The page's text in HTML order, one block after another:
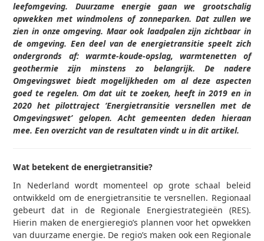
leefomgeving. Duurzame energie gaan we grootschalig
opwekken met windmolens of zonneparken. Dat zullen we
zien in onze omgeving. Maar ook laadpalen zijn zichtbaar in
de omgeving. Een deel van de energietransitie speelt zich
ondergronds af: warmte-koude-opslag, warmtenetten of
geothermie zijn minstens zo belangrijk. De nadere
Omgevingswet biedt mogelijkheden om al deze aspecten
goed te regelen. Om dat uit te zoeken, heeft in 2019 en in
2020 het pilottraject ‘Energietransitie versnellen met de
Omgevingswet’ gelopen. Acht gemeenten deden hieraan
mee. Een overzicht van de resultaten vindt u in dit artikel.
Wat betekent de energietransitie?
In Nederland wordt momenteel op grote schaal beleid
ontwikkeld om de energietransitie te versnellen. Regionaal
gebeurt dat in de Regionale Energiestrategieën (RES).
Hierin maken de energieregio’s plannen voor het opwekken
van duurzame energie. De regio’s maken ook een Regionale